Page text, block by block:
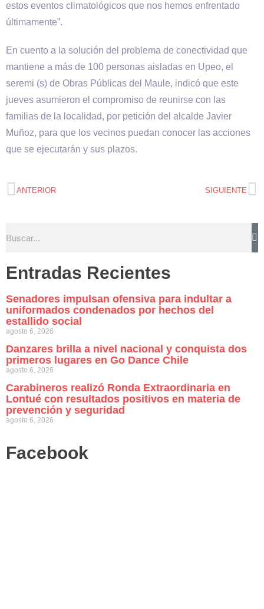
estos eventos climatológicos que nos hemos enfrentado
últimamente”.
En cuento a la solución del problema de conectividad que
mantiene a más de 100 personas aisladas en Upeo, el
seremi (s) de Obras Públicas del Maule, indicó que este
jueves asumieron el compromiso de reunirse con las
familias de la localidad, por petición del alcalde Javier
Muñoz, para que los vecinos puedan conocer las acciones
que se ejecutarán y sus plazos.
ANTERIOR SIGUIENTE
Entradas Recientes
Senadores impulsan ofensiva para indultar a
uniformados condenados por hechos del
estallido social
agosto 6, 2026
Danzares brilla a nivel nacional y conquista dos
primeros lugares en Go Dance Chile
agosto 6, 2026
Carabineros realizó Ronda Extraordinaria en
Lontué con resultados positivos en materia de
prevención y seguridad
agosto 6, 2026
Facebook